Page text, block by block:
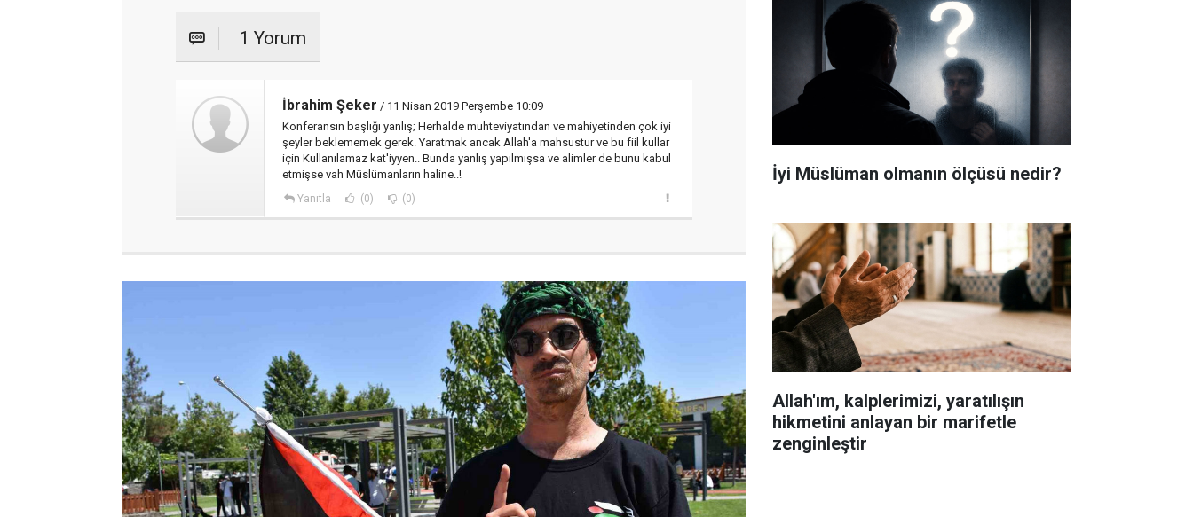
1 Yorum
İbrahim Şeker / 11 Nisan 2019 Perşembe 10:09
Konferansın başlığı yanlış; Herhalde muhteviyatından ve mahiyetinden çok iyi
şeyler beklememek gerek. Yaratmak ancak Allah'a mahsustur ve bu fiil kullar
için Kullanılamaz kat'iyyen.. Bunda yanlış yapılmışsa ve alimler de bunu kabul
etmişse vah Müslümanların haline..!
Yanıtla (0) (0)
İyi Müslüman olmanın ölçüsü nedir?
Allah'ım, kalplerimizi, yaratılışın
hikmetini anlayan bir marifetle
zenginleştir